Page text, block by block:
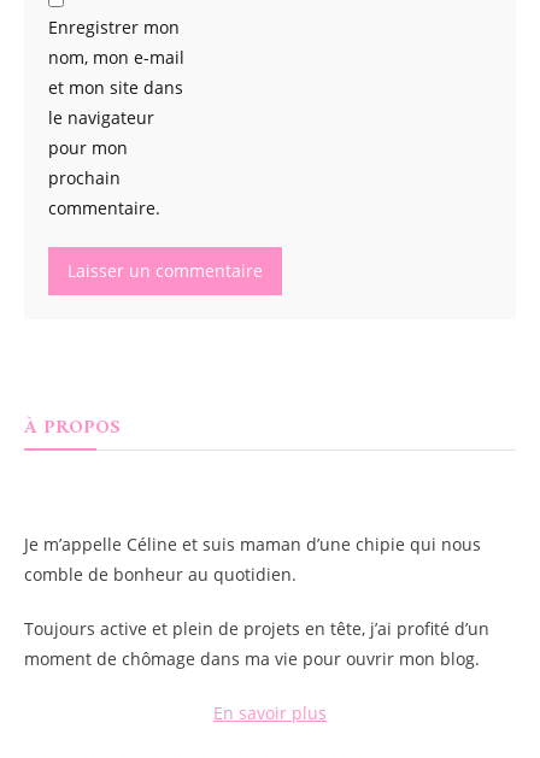
Enregistrer mon
nom, mon e-mail
et mon site dans
le navigateur
pour mon
prochain
commentaire.
À PROPOS
Je m’appelle Céline et suis maman d’une chipie qui nous
comble de bonheur au quotidien.
Toujours active et plein de projets en tête, j’ai profité d’un
moment de chômage dans ma vie pour ouvrir mon blog.
En savoir plus